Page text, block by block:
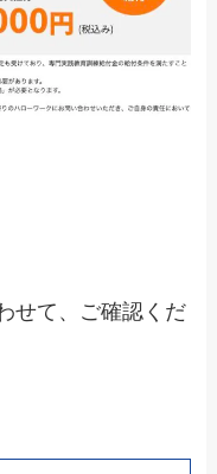
せて、ご確認くだ